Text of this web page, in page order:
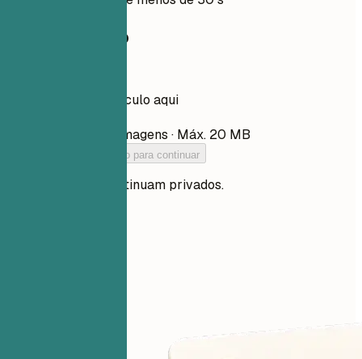
Seu currículo
Arraste seu currículo aqui
PDF, DOCX, TXT e imagens · Máx. 20 MB
Adicione seu currículo para continuar
Seus arquivos continuam privados.